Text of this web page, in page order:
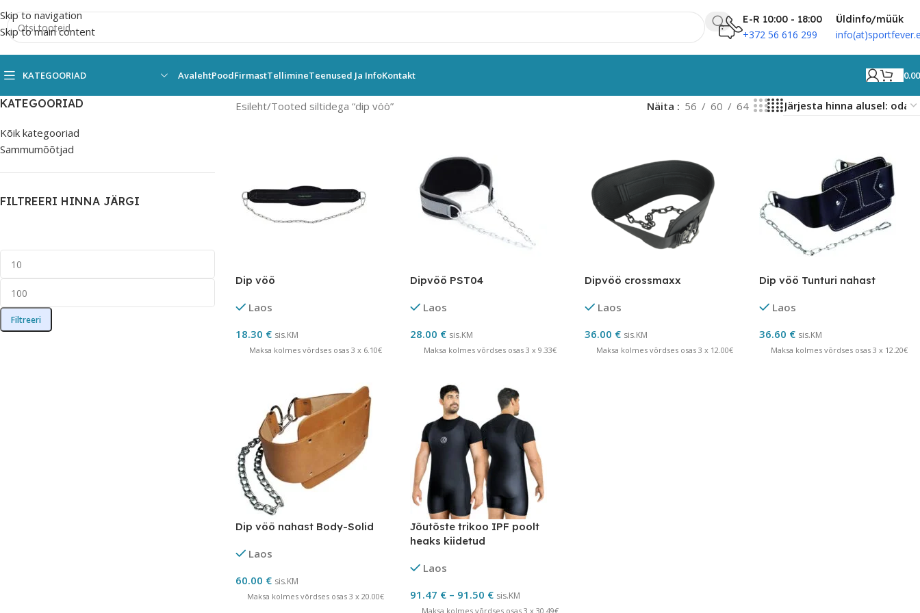
Skip to navigation
Skip to main content
E-R 10:00 - 18:00
+372 56 616 299
Üldinfo/müük
KATEGOORIAD AvalehtPoodFirmastTellimineTeenused Ja InfoKontakt
KATEGOORIAD
Kõik kategooriad
Sammumõõtjad
FILTREERI HINNA JÄRGI
Filtreeri
Esileht Tooted siltidega “dip vöö” Näita 56 60 64
Dip vöö
Laos
18.30 € sis.KM
Maksa kolmes võrdses osas 3 x 6.10€
Dipvöö PST04
Laos
28.00 € sis.KM
Maksa kolmes võrdses osas 3 x 9.33€
Dipvöö crossmaxx
Laos
36.00 € sis.KM
Maksa kolmes võrdses osas 3 x 12.00€
Dip vöö Tunturi nahast
Laos
36.60 € sis.KM
Maksa kolmes võrdses osas 3 x 12.20€
Dip vöö nahast Body-Solid
Laos
60.00 € sis.KM
Maksa kolmes võrdses osas 3 x 20.00€
Jõutõste trikoo IPF poolt
heaks kiidetud
Laos
91.47 € – 91.50 € sis.KM
Maksa kolmes võrdses osas 3 x 30.49€